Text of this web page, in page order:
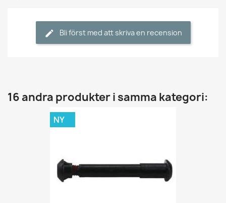
Bli först med att skriva en recension
16 andra produkter i samma kategori:
NY